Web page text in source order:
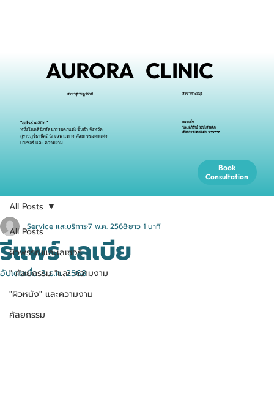
สาขาสุราษฎร์ธานี สาขาเกาะสมุย
หมอเติ้ง
นพ.อภิรักษ์ วงษ์เสาวศุภ
ศัลยกรรมตกแต่ง ว.35777
AURORA CLINIC
Book
Consultation
“ออโรร่าคลินิก”
หนึ่งในคลินิกศัลยกรรมตกแต่งชั้นนำ จังหวัด
สุราษฎร์ธานีคลินิกเฉพาะทาง ศัลยกรรมตกแต่ง
เลเซอร์ และ ความงาม
All Posts
ผิวพรรณและเลเซอร์
" ศัลยกรรม "และ ความงาม
"ผิวหนัง" และความงาม
ศัลยกรรม
All Posts
รีแพร์ เลเบีย
Service และบริการ7 พ.ค. 2568ยาว 1 นาที
อัปเดตเมื่อ3 ธ.ค. 2568